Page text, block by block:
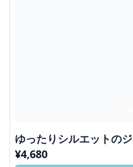
ゆったりシルエットの
¥4,680